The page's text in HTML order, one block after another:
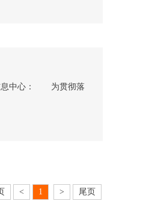
信息中心： 为贯彻落
< 1 > 尾页